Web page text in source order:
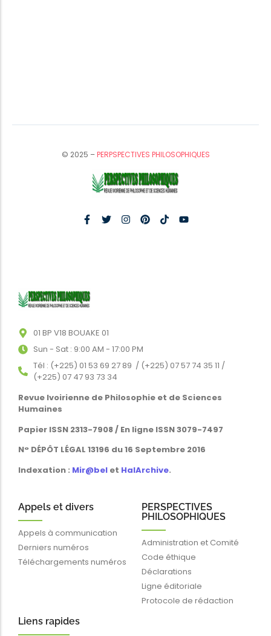
© 2025 –PERPSPECTIVES PHILOSOPHIQUES
01 BP V18 BOUAKE 01
Sun - Sat : 9:00 AM - 17:00 PM
Tél : (+225) 01 53 69 27 89 / (+225) 07 57 74 35 11 /
(+225) 07 47 93 73 34
Revue Ivoirienne de Philosophie et de Sciences
Humaines
Papier ISSN 2313-7908 / En ligne ISSN 3079-7497
N° DÉPÔT LÉGAL 13196 du 16 Septembre 2016
Indexation : Mir@bel et HalArchive.
Appels et divers
Appels à communication
Derniers numéros
Téléchargements numéros
PERSPECTIVES
PHILOSOPHIQUES
Administration et Comité
Code éthique
Déclarations
Ligne éditoriale
Protocole de rédaction
Liens rapides